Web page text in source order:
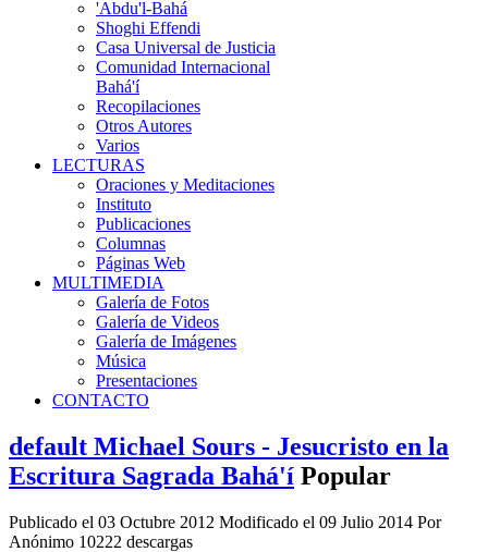
'Abdu'l-Bahá
Shoghi Effendi
Casa Universal de Justicia
Comunidad Internacional
Bahá'í
Recopilaciones
Otros Autores
Varios
LECTURAS
Oraciones y Meditaciones
Instituto
Publicaciones
Columnas
Páginas Web
MULTIMEDIA
Galería de Fotos
Galería de Videos
Galería de Imágenes
Música
Presentaciones
CONTACTO
default Michael Sours - Jesucristo en la
Escritura Sagrada Bahá'í Popular
Publicado el 03 Octubre 2012 Modificado el 09 Julio 2014 Por
Anónimo 10222 descargas